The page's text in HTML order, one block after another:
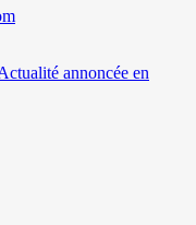
annoncée en